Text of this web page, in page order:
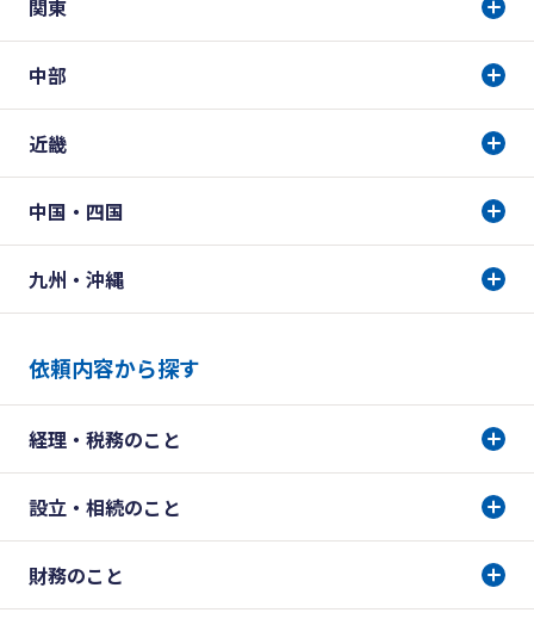
関東
中部
近畿
中国・四国
九州・沖縄
依頼内容から探す
経理・税務のこと
設立・相続のこと
財務のこと